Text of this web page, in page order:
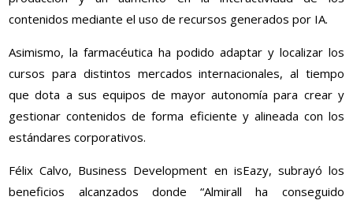
contenidos mediante el uso de recursos generados por IA.
Asimismo, la farmacéutica ha podido adaptar y localizar los
cursos para distintos mercados internacionales, al tiempo
que dota a sus equipos de mayor autonomía para crear y
gestionar contenidos de forma eficiente y alineada con los
estándares corporativos.
Félix Calvo, Business Development en isEazy, subrayó los
beneficios alcanzados donde “Almirall ha conseguido